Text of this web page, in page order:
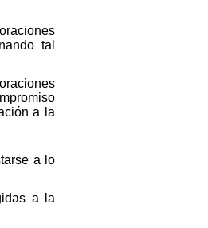
tal
a la
a lo
a la